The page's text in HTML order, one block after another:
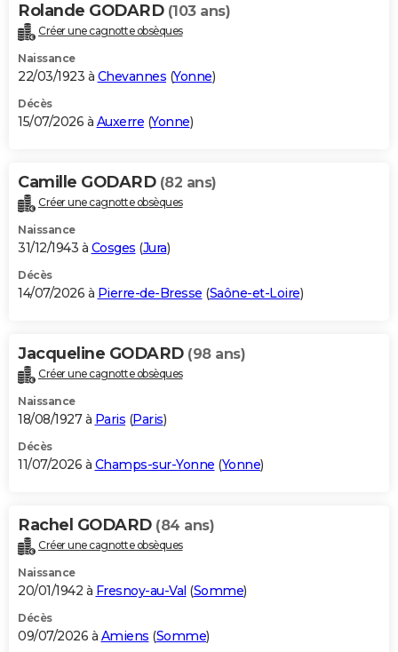
Rolande GODARD (103 ans)
Créer une cagnotte obsèques
Naissance
22/03/1923 à Chevannes (Yonne)
Décès
15/07/2026 à Auxerre (Yonne)
Camille GODARD (82 ans)
Créer une cagnotte obsèques
Naissance
31/12/1943 à Cosges (Jura)
Décès
14/07/2026 à Pierre-de-Bresse (Saône-et-Loire)
Jacqueline GODARD (98 ans)
Créer une cagnotte obsèques
Naissance
18/08/1927 à Paris (Paris)
Décès
11/07/2026 à Champs-sur-Yonne (Yonne)
Rachel GODARD (84 ans)
Créer une cagnotte obsèques
Naissance
20/01/1942 à Fresnoy-au-Val (Somme)
Décès
09/07/2026 à Amiens (Somme)